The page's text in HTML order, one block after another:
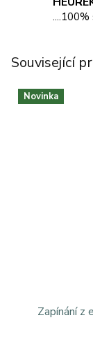
....100%
Související
Novinka
Zapínání z